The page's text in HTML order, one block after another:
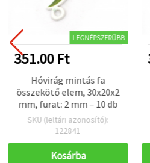
LEGNÉPSZERŰBB
351.00 Ft
Hóvirág mintás fa
összekötő elem, 30x20x2
mm, furat: 2 mm – 10 db
SKU (leltári azonosító):
122841
Kosárba